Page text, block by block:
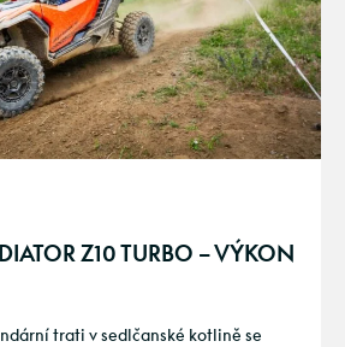
Z10 TURBO – VÝKON
trati v sedlčanské kotlině se